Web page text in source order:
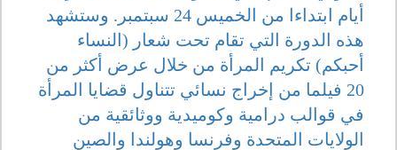
أيام ابتداءا من الخميس 24 سبتمبر. وستشهد
هذه الدورة التي تقام تحت شعار (النساء
أحبكم) تكريم المرأة من خلال عرض أكثر من
20 فيلما من إخراج نسائي تتناول قضايا المرأة
في قوالب درامية وكوميدية ووثائقية من
الولايات المتحدة وفرنسا وهولندا والصين